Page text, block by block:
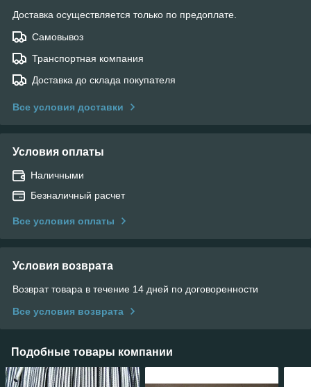
Доставка осуществляется только по предоплате.
Самовывоз
Транспортная компания
Доставка до склада покупателя
Все условия доставки
Условия оплаты
Наличными
Безналичный расчет
Все условия оплаты
Условия возврата
Возврат товара в течение 14 дней по договоренности
Все условия возврата
Подобные товары компании